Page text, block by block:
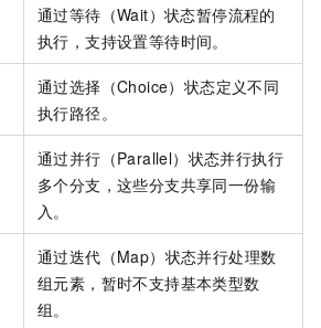
通过等待（Wait）状态暂停流程的
执行，支持设置等待时间。
通过选择（Choice）状态定义不同
执行路径。
通过并行（Parallel）状态并行执行
多个分支，这些分支共享同一份输
入。
通过迭代（Map）状态并行处理数
组元素，暂时不支持基本类型数
组。